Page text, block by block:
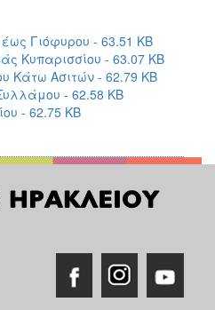
Γιόφυρου - 63.51 KB
Κυπαρισσίου - 63.07 KB
Κάτω Ασιτών - 62.79 KB
- 62.58 KB
- 62.75 KB